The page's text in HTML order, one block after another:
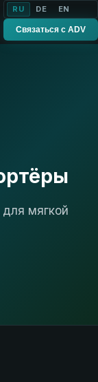
RU DE EN
Связаться с ADV
мягкой